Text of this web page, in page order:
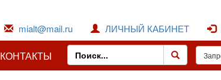
ЛИЧНЫЙ КАБИНЕТ
mialt@mail.ru
КОНТАКТЫ